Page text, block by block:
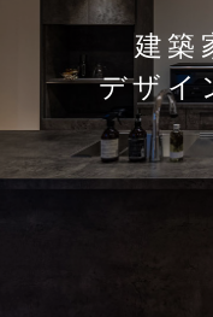
建築
デザイ